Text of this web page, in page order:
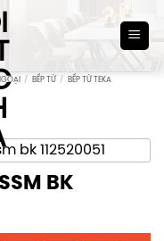
/ BẾP TỪ / BẾP TỪ TEKA
BK